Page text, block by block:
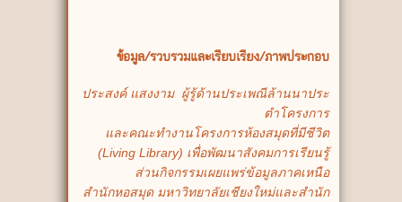
ข้อมูล/รวบรวมและเรียบเรียง/ภาพประกอบ
ประสงค์ แสงงาม ผู้รู้ด้านประเพณีล้านนาประ
ตำโครงการ
และคณะทำงานโครงการห้องสมุดที่มีชีวิต
(Living Library) เพื่อพัฒนาสังคมการเรียนรู้
ส่วนกิจกรรมเผยแพร่ข้อมูลภาคเหนือ
สำนักหอสมุด มหาวิทยาลัยเชียงใหม่และสำนัก